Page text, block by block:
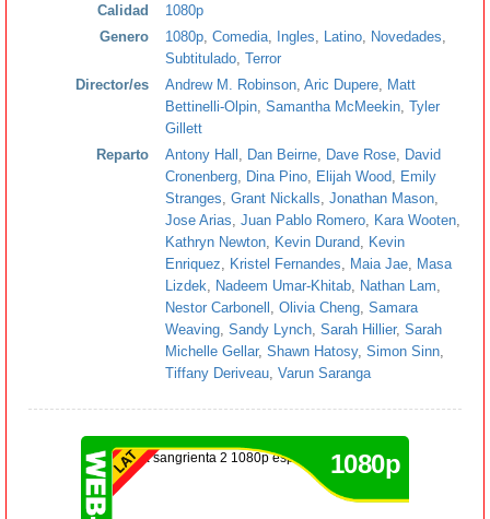
Calidad
1080p
Genero
1080p Comedia Ingles Latino Novedades
Subtitulado Terror
Director/es
Andrew M. Robinson Aric Dupere
Matt
Bettinelli-Olpin Samantha McMeekin Tyler
Gillett
Reparto
Antony Hall Dan Beirne Dave Rose
David
Cronenberg
Dina Pino Elijah Wood
Emily
Stranges Grant Nickalls Jonathan Mason
Jose Arias Juan Pablo Romero Kara Wooten
Kathryn Newton
Kevin Durand
Kevin
Enriquez
Kristel Fernandes Maia Jae
Masa
Lizdek
Nadeem Umar-Khitab Nathan Lam
Nestor Carbonell
Olivia Cheng Samara
Weaving Sandy Lynch Sarah Hillier, Sarah
Michelle Gellar, Shawn Hatosy, Simon Sinn
Tiffany Deriveau Varun Saranga
1080p